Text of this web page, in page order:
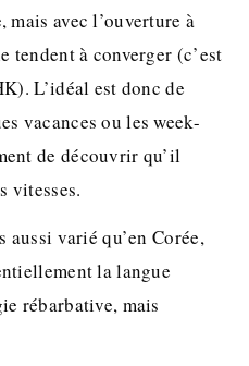
mais avec l’ouverture à
tendent à converger (c’est
L’idéal est donc de
vacances ou les week-
de découvrir qu’il
vitesses.
aussi varié qu’en Corée,
la langue
rébarbative, mais